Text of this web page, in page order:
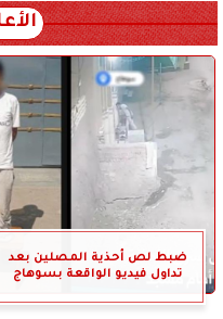
ضبط لص أحذية المصلين بعد
تداول فيديو الواقعة بسوهاج